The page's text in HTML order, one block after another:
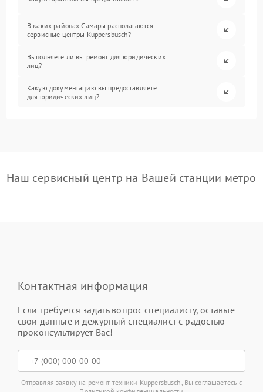
В каких районах Самары располагаются
сервисные центры Kuppersbusch?
Выполняете ли вы ремонт для юридических
лиц?
Какую документацию вы предоставляете
для юридических лиц?
Наш сервисный центр на Вашей станции метро
Контактная информация
Если требуется задать вопрос специалисту, оставьте
свои данные и дежурный специалист с радостью
проконсультирует Вас!
Отправляя заявку на ремонт техники Kuppersbusch, Вы соглашаетесь с